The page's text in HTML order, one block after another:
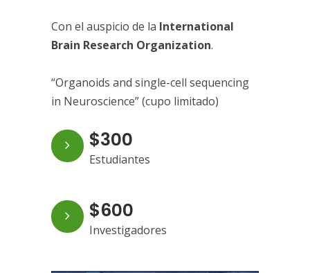
Con el auspicio de la International
Brain Research Organization.
“Organoids and single-cell sequencing
in Neuroscience” (cupo limitado)
$300
Estudiantes
$600
Investigadores